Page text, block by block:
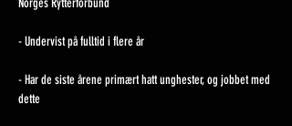
Norges Rytterforbund
- Undervist på fulltid i flere år
- Har de siste årene primært hatt unghester, og jobbet med
dette